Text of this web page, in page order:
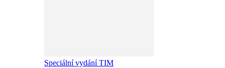
Speciální vydání TIM